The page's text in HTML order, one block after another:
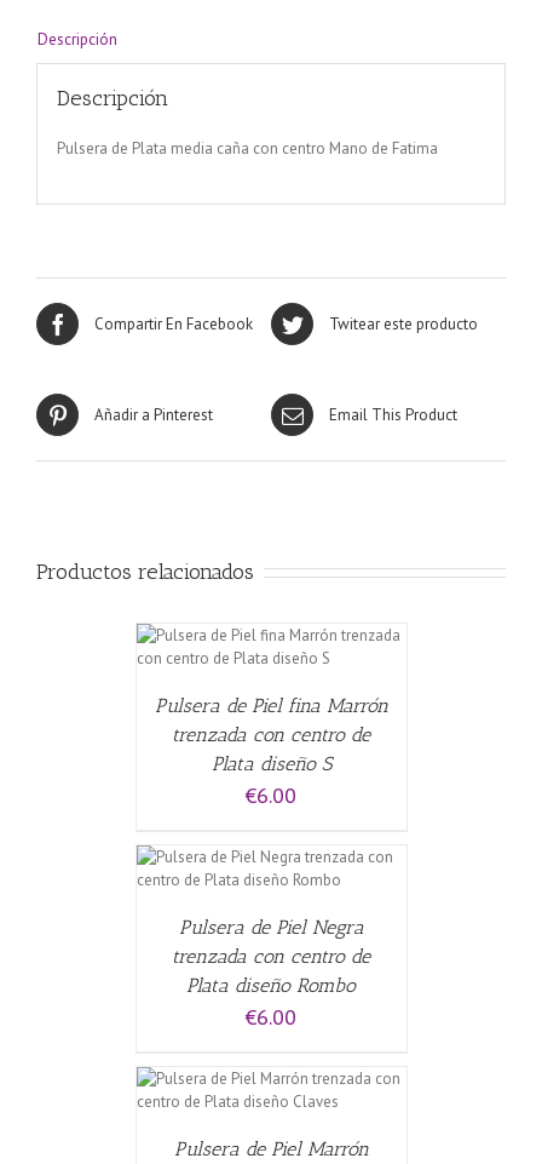
cantidad
Descripción
Descripción
Pulsera de Plata media caña con centro Mano de Fatima
Compartir En Facebook Twitear este producto
Añadir a Pinterest Email This Product
Productos relacionados
Pulsera de Piel fina Marrón
trenzada con centro de
Plata diseño S
€6.00
Pulsera de Piel Negra
trenzada con centro de
Plata diseño Rombo
€6.00
Pulsera de Piel Marrón